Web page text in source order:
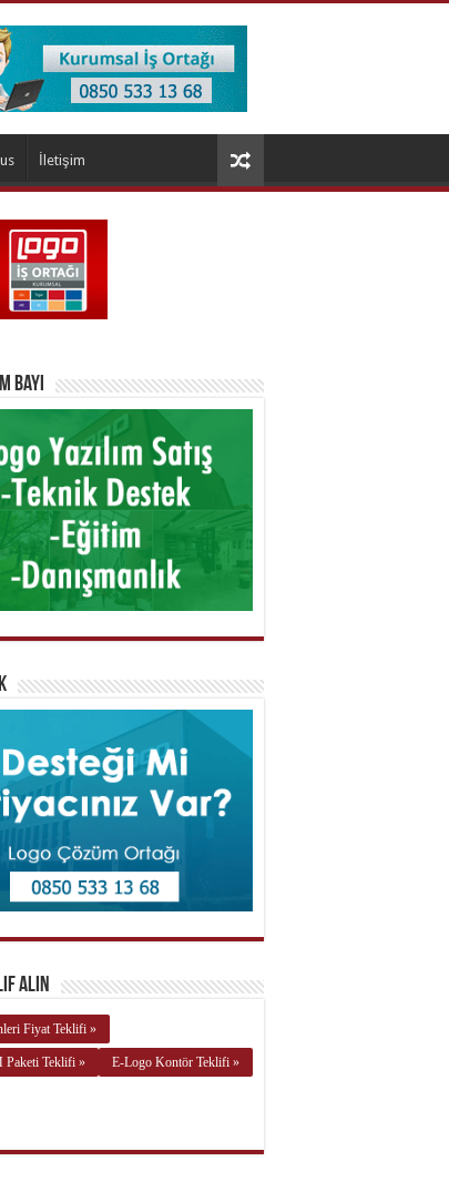
İletişim
Bayi
Alın
Fiyat Teklifi »
Paketi Teklifi » E-Logo Kontör Teklifi »